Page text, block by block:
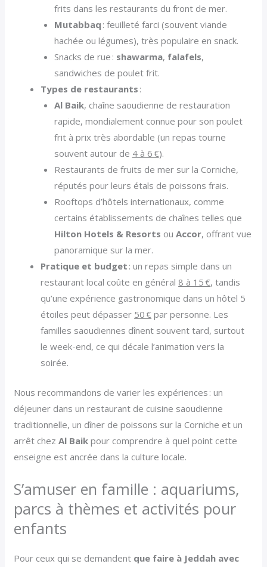
frits dans les restaurants du front de mer.
Mutabbaq : feuilleté farci (souvent viande
hachée ou légumes), très populaire en snack.
Snacks de rue : shawarma, falafels,
sandwiches de poulet frit.
Types de restaurants :
Al Baik, chaîne saoudienne de restauration
rapide, mondialement connue pour son poulet
frit à prix très abordable (un repas tourne
souvent autour de 4 à 6 €).
Restaurants de fruits de mer sur la Corniche,
réputés pour leurs étals de poissons frais.
Rooftops d’hôtels internationaux, comme
certains établissements de chaînes telles que
Hilton Hotels & Resorts ou Accor, offrant vue
panoramique sur la mer.
Pratique et budget : un repas simple dans un
restaurant local coûte en général 8 à 15 €, tandis
qu’une expérience gastronomique dans un hôtel 5
étoiles peut dépasser 50 € par personne. Les
familles saoudiennes dînent souvent tard, surtout
le week-end, ce qui décale l’animation vers la
soirée.
Nous recommandons de varier les expériences : un
déjeuner dans un restaurant de cuisine saoudienne
traditionnelle, un dîner de poissons sur la Corniche et un
arrêt chezAl Baik pour comprendre à quel point cette
enseigne est ancrée dans la culture locale.
S’amuser en famille : aquariums,
parcs à thèmes et activités pour
enfants
Pour ceux qui se demandent que faire à Jeddah avec